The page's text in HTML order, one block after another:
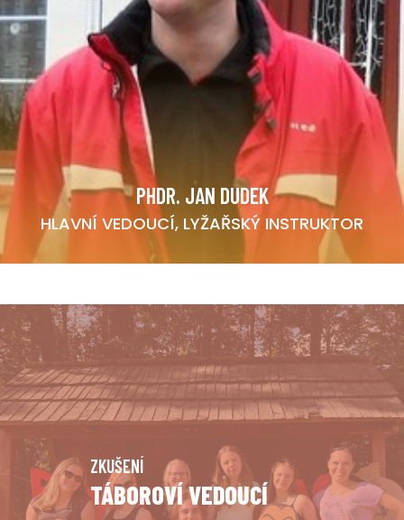
PHDR. JAN DUDEK
HLAVNÍ VEDOUCÍ, LYŽAŘSKÝ INSTRUKTOR
ZKUŠENÍ
TÁBOROVÍ VEDOUCÍ